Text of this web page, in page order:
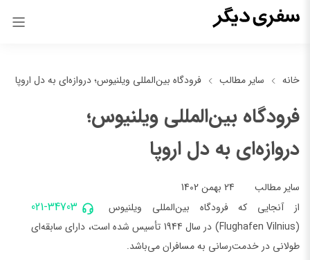
خانه سایر مطالب فرودگاه بین‌المللی ویلنیوس؛ دروازه‌ای به دل اروپا
فرودگاه بین‌المللی ویلنیوس؛
دروازه‌ای به دل اروپا
سایر مطالب 24 بهمن 1402
021-34703
از آنجایی که فرودگاه بین‌المللی ویلنیوس
(Flughafen Vilnius) در سال 1944 تأسیس شده است، دارای سابقه‌ای
طولانی در خدمت‌رسانی به مسافران می‌باشد.